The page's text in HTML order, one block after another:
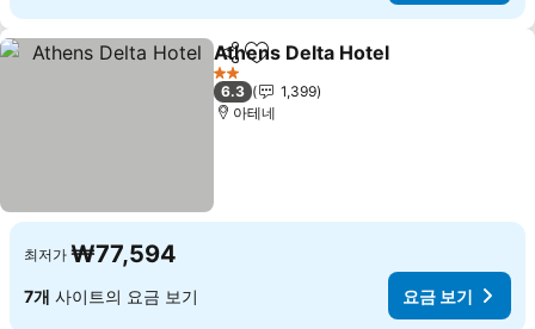
공유 즐겨찾기에 추가
Athens Delta Hotel
2 성급
6.3
1,399
아테네
최저가 ₩77,594
7개 사이트의 요금 보기 요금 보기